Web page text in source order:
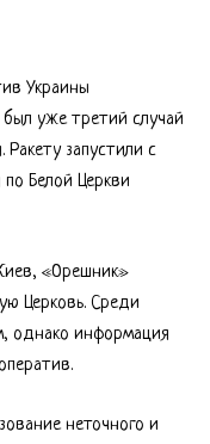
Украины
уже третий случай
запустили с
Белой Церкви
«Орешник»
Церковь. Среди
однако информация
неточного и